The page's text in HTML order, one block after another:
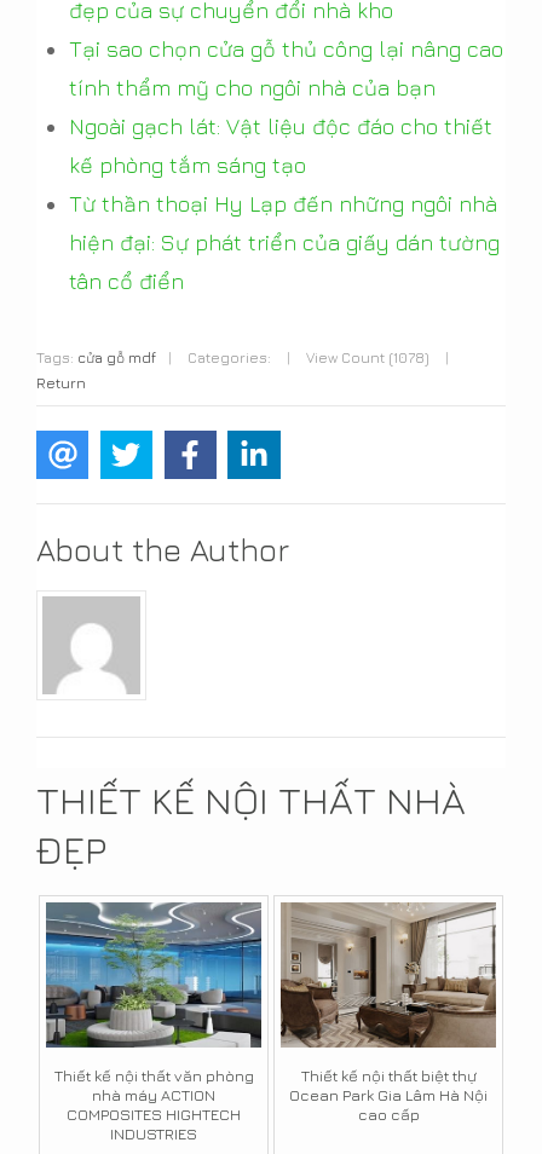
đẹp của sự chuyển đổi nhà kho
Tại sao chọn cửa gỗ thủ công lại nâng cao
tính thẩm mỹ cho ngôi nhà của bạn
Ngoài gạch lát: Vật liệu độc đáo cho thiết
kế phòng tắm sáng tạo
Từ thần thoại Hy Lạp đến những ngôi nhà
hiện đại: Sự phát triển của giấy dán tường
tân cổ điển
Tags: cửa gỗ mdf | Categories: | View Count (1078)
|
Return
About the Author
THIẾT KẾ NỘI THẤT NHÀ
ĐẸP
Thiết kế nội thất văn phòng
nhà máy ACTION
COMPOSITES HIGHTECH
INDUSTRIES
Thiết kế nội thất biệt thự
Ocean Park Gia Lâm Hà Nội
cao cấp